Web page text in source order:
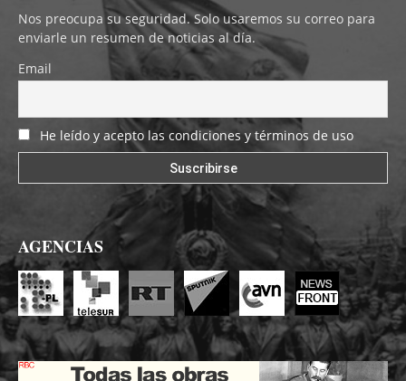
Nos preocupa su seguridad. Solo usaremos su correo para
enviarle un resumen de noticias al día.
Email
He leído y acepto las condiciones y términos de uso
AGENCIAS